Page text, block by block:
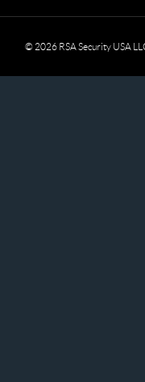
© 2026 RSA Security USA